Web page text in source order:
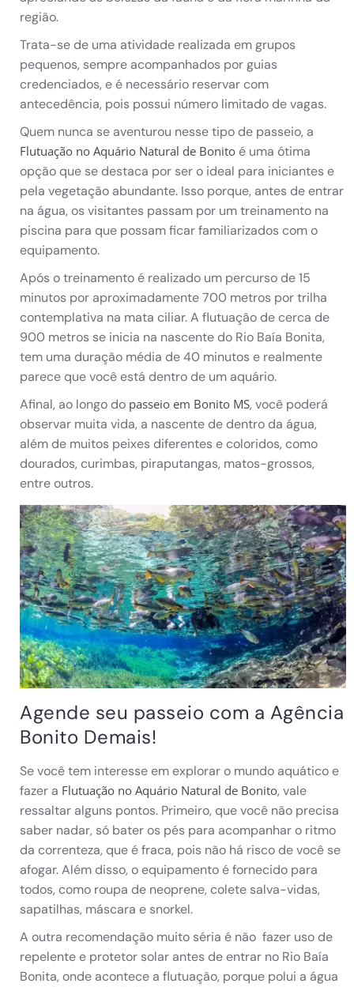
região.
Trata-se de uma atividade realizada em grupos
pequenos, sempre acompanhados por guias
credenciados, e é necessário reservar com
antecedência, pois possui número limitado de vagas.
Quem nunca se aventurou nesse tipo de passeio, a
Flutuação no Aquário Natural de Bonito é uma ótima
opção que se destaca por ser o ideal para iniciantes e
pela vegetação abundante. Isso porque, antes de entrar
na água, os visitantes passam por um treinamento na
piscina para que possam ficar familiarizados com o
equipamento.
Após o treinamento é realizado um percurso de 15
minutos por aproximadamente 700 metros por trilha
contemplativa na mata ciliar. A flutuação de cerca de
900 metros se inicia na nascente do Rio Baía Bonita,
tem uma duração média de 40 minutos e realmente
parece que você está dentro de um aquário.
Afinal, ao longo do passeio em Bonito MS, você poderá
observar muita vida, a nascente de dentro da água,
além de muitos peixes diferentes e coloridos, como
dourados, curimbas, piraputangas, matos-grossos,
entre outros.
Agende seu passeio com a Agência
Bonito Demais!
Se você tem interesse em explorar o mundo aquático e
fazer a Flutuação no Aquário Natural de Bonito, vale
ressaltar alguns pontos. Primeiro, que você não precisa
saber nadar, só bater os pés para acompanhar o ritmo
da correnteza, que é fraca, pois não há risco de você se
afogar. Além disso, o equipamento é fornecido para
todos, como roupa de neoprene, colete salva-vidas,
sapatilhas, máscara e snorkel.
A outra recomendação muito séria é não fazer uso de
repelente e protetor solar antes de entrar no Rio Baía
Bonita, onde acontece a flutuação, porque polui a água